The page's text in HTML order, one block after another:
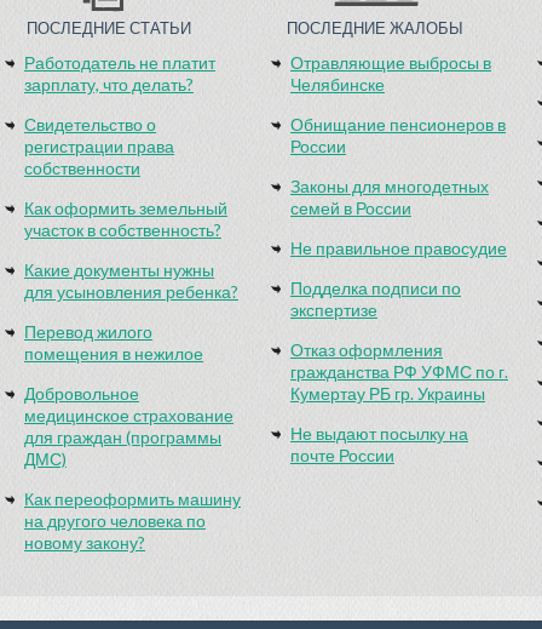
ПОСЛЕДНИЕ СТАТЬИ
Работодатель не платит
зарплату, что делать?
Свидетельство о
регистрации права
собственности
Как оформить земельный
участок в собственность?
Какие документы нужны
для усыновления ребенка?
Перевод жилого
помещения в нежилое
Добровольное
медицинское страхование
для граждан (программы
ДМС)
Как переоформить машину
на другого человека по
новому закону?
ПОСЛЕДНИЕ ЖАЛОБЫ
Отравляющие выбросы в
Челябинске
Обнищание пенсионеров в
России
Законы для многодетных
семей в России
Не правильное правосудие
Подделка подписи по
экспертизе
Отказ оформления
гражданства РФ УФМС по г.
Кумертау РБ гр. Украины
Не выдают посылку на
почте России